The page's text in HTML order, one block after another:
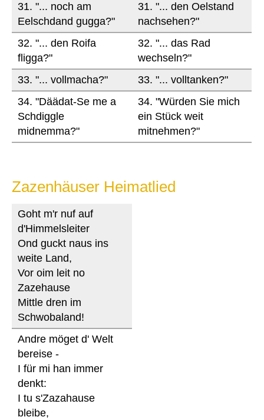
31. "... noch am
Eelschdand gugga?"
31. "... den Oelstand
nachsehen?"
32. "... den Roifa
fligga?"
32. "... das Rad
wechseln?"
33. "... vollmacha?"
33. "... volltanken?"
34. "Däädat-Se me a
Schdiggle
midnemma?"
34. "Würden Sie mich
ein Stück weit
mitnehmen?"
Zazenhäuser Heimatlied
Goht m'r nuf auf
d'Himmelsleiter
Ond guckt naus ins
weite Land,
Vor oim leit no
Zazehause
Mittle dren im
Schwobaland!
Andre möget d' Welt
bereise -
I für mi han immer
denkt:
I tu s'Zazahause
bleibe,